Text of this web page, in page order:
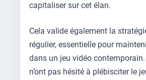
capitaliser sur cet élan.
Cela valide également la
régulier, essentielle pour
dans un jeu vidéo
n’ont pas hésité à plébisciter le